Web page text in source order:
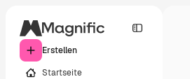
Erstellen
Startseite